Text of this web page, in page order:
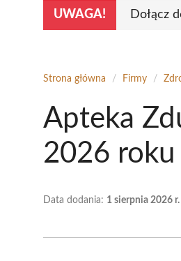
UWAGA! Dołącz
Strona główna / Firmy /
Apteka
2026 roku
Data dodania: 1 sierpnia 2026 r.